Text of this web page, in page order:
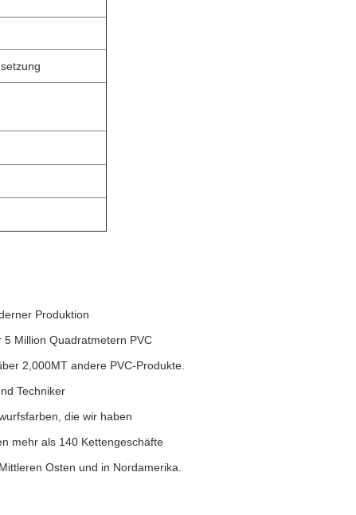
Produktion
Million Quadratmetern PVC
2,000MT andere PVC-Produkte.
Techniker
die wir haben
mehr als 140 Kettengeschäfte
Osten und in Nordamerika.